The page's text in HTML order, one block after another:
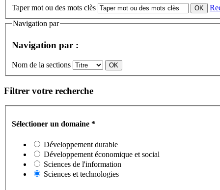
Taper mot ou des mots clès
Navigation par
Navigation par :
Nom de la sections
Filtrer votre recherche
Sélectioner un domaine *
Développement durable
Développement économique et social
Sciences de l'information
Sciences et technologies